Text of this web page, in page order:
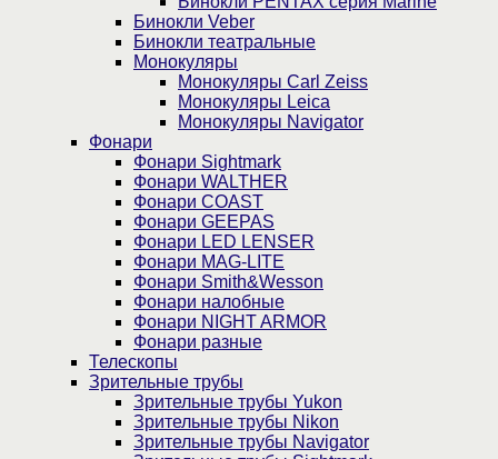
Бинокли Veber
Бинокли театральные
Монокуляры
Монокуляры Carl Zeiss
Монокуляры Leica
Монокуляры Navigator
Фонари
Фонари Sightmark
Фонари WALTHER
Фонари COAST
Фонари GEEPAS
Фонари LED LENSER
Фонари MAG-LITE
Фонари Smith&Wesson
Фонари налобные
Фонари NIGHT ARMOR
Фонари разные
Телескопы
Зрительные трубы
Зрительные трубы Yukon
Зрительные трубы Nikon
Зрительные трубы Navigator